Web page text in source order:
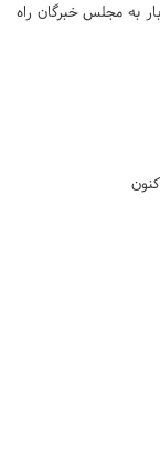
سومین بار به مجلس خبرگان راه